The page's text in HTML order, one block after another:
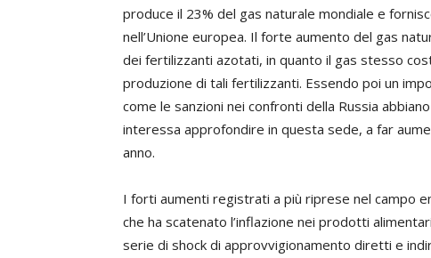
produce il 23% del gas naturale mondiale e
nell’Unione europea. Il forte aumento del gas
dei fertilizzanti azotati, in quanto il gas stesso
produzione di tali fertilizzanti. Essendo poi un
come le sanzioni nei confronti della Russia
interessa approfondire in questa sede, a far
anno.
I forti aumenti registrati a più riprese nel campo
che ha scatenato l’inflazione nei prodotti
serie di shock di approvvigionamento diretti e